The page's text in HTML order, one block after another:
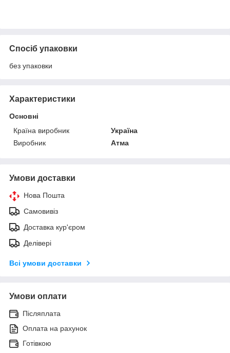
Спосіб упаковки
без упаковки
Характеристики
Основні
Країна виробник
Україна
Виробник
Атма
Умови доставки
Нова Пошта
Самовивіз
Доставка кур'єром
Делівері
Всі умови доставки
Умови оплати
Післяплата
Оплата на рахунок
Готівкою